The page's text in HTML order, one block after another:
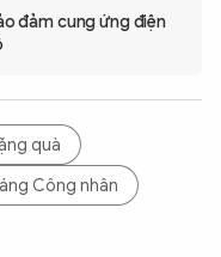
đảm cung ứng điện
quà
Công nhân